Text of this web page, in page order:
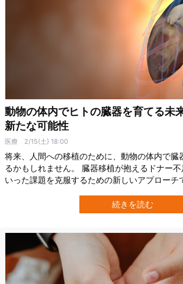
動物の体内でヒトの臓器を育てる未
新たな可能性
医療 2/15(土) 18:00
将来、人間への移植のために、動物の体内で臓
るかもしれません。 臓器移植が抱えるドナー
いった課題を克服するための新しいアプローチ
て、マウスの体内でラットの心臓を作ることに
技術の発展により、動物の体内でヒトの細胞を
続きを読む